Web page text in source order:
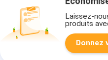
Laissez-
produits
Donnez